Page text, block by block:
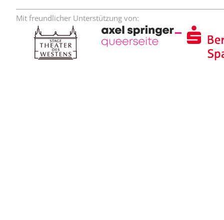
Mit freundlicher Unterstützung von: